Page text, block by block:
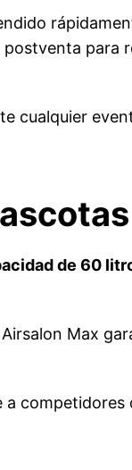
para
cualquier
de 60
Max
competidores